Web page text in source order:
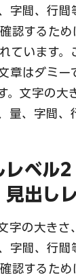
字間、行
認するた
ています
章はダミ
。文字の
量、字間、
レベル
見出し
字の大き
字間、行
認するた